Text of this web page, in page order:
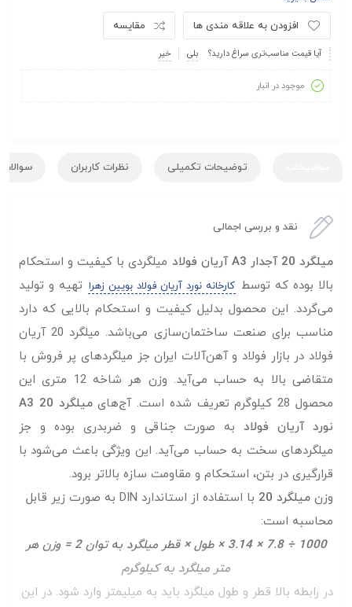
مقایسه افزودن به علاقه مندی ها
آیا قیمت مناسب‌تری سراغ دارید؟ بلی خیر
موجود در انبار
توضیحات تکمیلی نظرات کاربران سوالات
نقد و بررسی اجمالی
میلگرد 20 آجدار A3 آریان فولاد
میلگردی با کیفیت و استحکام
بالا بوده که توسط کارخانه نورد آریان فولاد بویین زهرا تهیه و تولید
می‌گردد. این محصول بدلیل کیفیت و استحکام بالایی که دارد
مناسب برای صنعت ساختمان‌سازی می‌باشد. میلگرد 20 آریان
فولاد در بازار فولاد و آهن‌آلات ایران جز میلگرد‌های پر فروش با
متقاضی بالا به حساب می‌آید. وزن هر شاخه 12 متری این
محصول 28 کیلوگرم تعریف شده است. آج‌های
میلگرد 20 A3
نورد آریان فولاد به صورت جناقی و ضربدری بوده و جز
میلگرد‌های سخت به حساب می‌آید. این ویژگی باعث می‌شود با
قرارگیری در بتن، استحکام و مقاومت سازه بالاتر برود.
وزن میلگرد 20
با استفاده از استاندارد DIN به صورت زیر قابل
محاسبه است:
1000 ÷ 7.8 × 3.14 × طول × قطر میلگرد به توان 2 = وزن هر
متر میلگرد به کیلوگرم
در رابطه بالا قطر و طول میلگرد باید به میلیمتر وارد شود. در این